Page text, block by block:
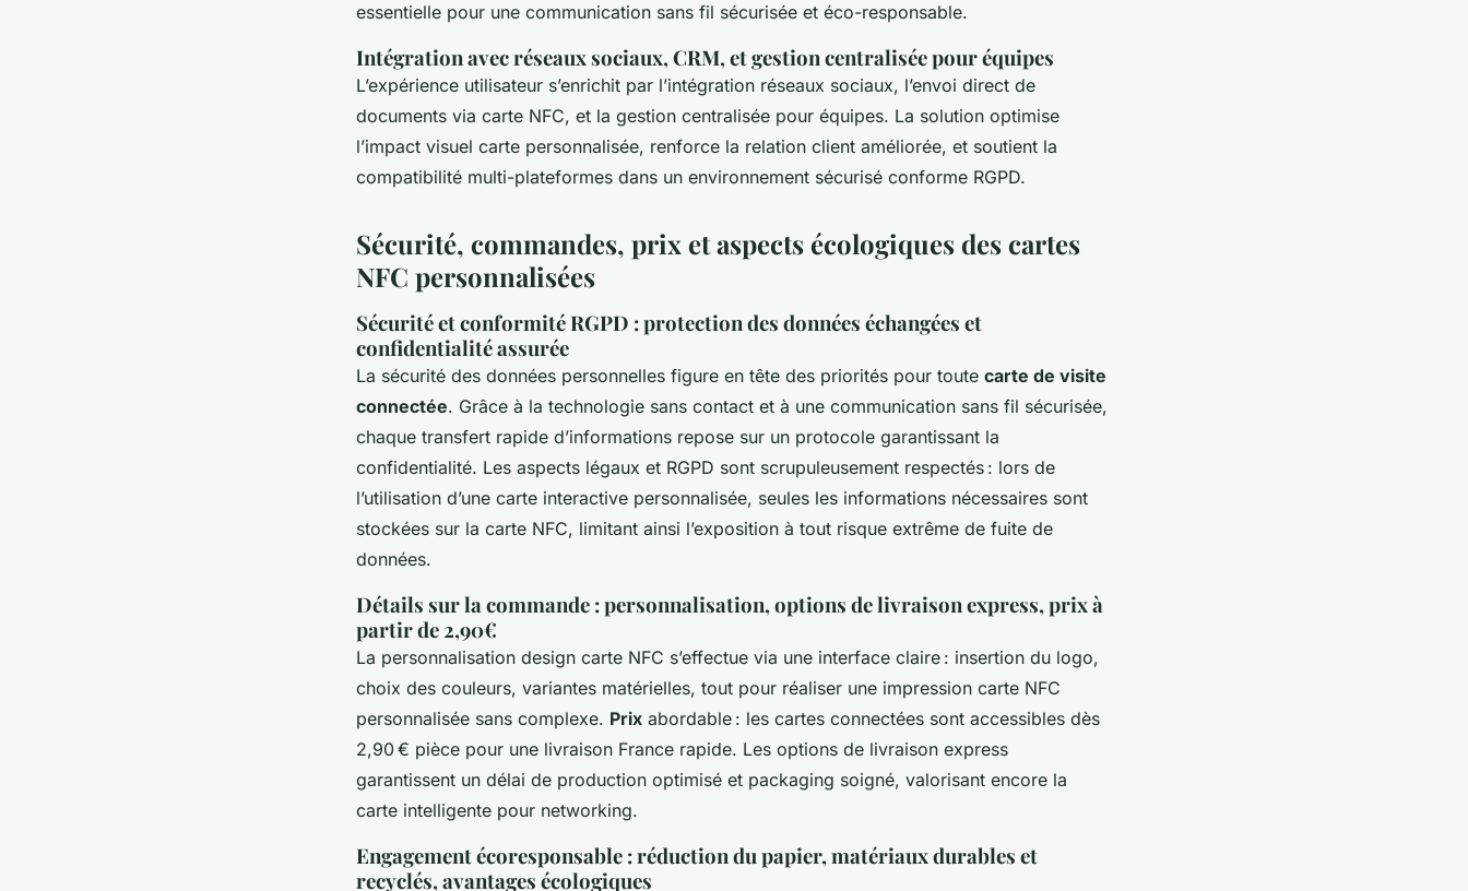
essentielle pour une communication sans fil sécurisée et éco-responsable.
Intégration avec réseaux sociaux, CRM, et gestion centralisée pour équipes
L’expérience utilisateur s’enrichit par l’intégration réseaux sociaux, l’envoi direct de
documents via carte NFC, et la gestion centralisée pour équipes. La solution optimise
l’impact visuel carte personnalisée, renforce la relation client améliorée, et soutient la
compatibilité multi-plateformes dans un environnement sécurisé conforme RGPD.
Sécurité, commandes, prix et aspects écologiques des cartes
NFC personnalisées
Sécurité et conformité RGPD : protection des données échangées et
confidentialité assurée
La sécurité des données personnelles figure en tête des priorités pour toute carte de visite
connectée. Grâce à la technologie sans contact et à une communication sans fil sécurisée,
chaque transfert rapide d’informations repose sur un protocole garantissant la
confidentialité. Les aspects légaux et RGPD sont scrupuleusement respectés : lors de
l’utilisation d’une carte interactive personnalisée, seules les informations nécessaires sont
stockées sur la carte NFC, limitant ainsi l’exposition à tout risque extrême de fuite de
données.
Détails sur la commande : personnalisation, options de livraison express, prix à
partir de 2,90€
La personnalisation design carte NFC s’effectue via une interface claire : insertion du logo,
choix des couleurs, variantes matérielles, tout pour réaliser une impression carte NFC
personnalisée sans complexe. Prix abordable : les cartes connectées sont accessibles dès
2,90 € pièce pour une livraison France rapide. Les options de livraison express
garantissent un délai de production optimisé et packaging soigné, valorisant encore la
carte intelligente pour networking.
Engagement écoresponsable : réduction du papier, matériaux durables et
recyclés, avantages écologiques